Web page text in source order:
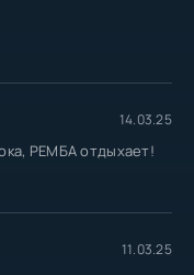
14.03.25
РЕМБА отдыхает!
11.03.25